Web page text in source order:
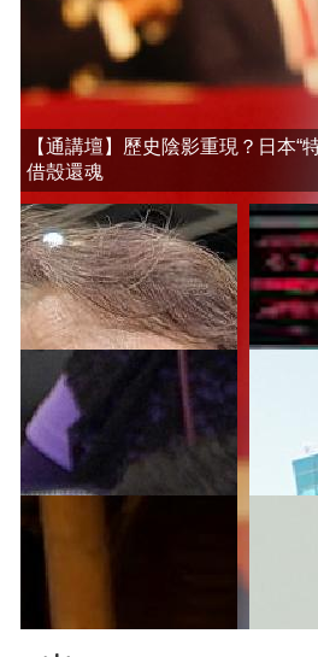
【通講壇】歷史陰影重現？日本“
借殼還魂